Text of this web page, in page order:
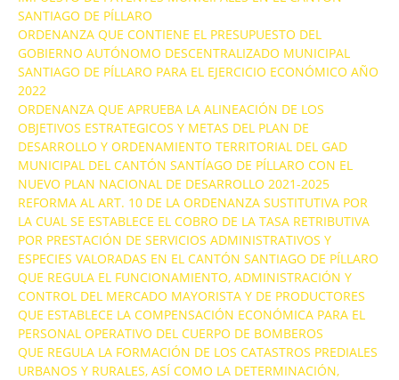
SANTIAGO DE PÍLLARO
ORDENANZA QUE CONTIENE EL PRESUPUESTO DEL
GOBIERNO AUTÓNOMO DESCENTRALIZADO MUNICIPAL
SANTIAGO DE PÍLLARO PARA EL EJERCICIO ECONÓMICO AÑO
2022
ORDENANZA QUE APRUEBA LA ALINEACIÓN DE LOS
OBJETIVOS ESTRATEGICOS Y METAS DEL PLAN DE
DESARROLLO Y ORDENAMIENTO TERRITORIAL DEL GAD
MUNICIPAL DEL CANTÓN SANTÍAGO DE PÍLLARO CON EL
NUEVO PLAN NACIONAL DE DESARROLLO 2021-2025
REFORMA AL ART. 10 DE LA ORDENANZA SUSTITUTIVA POR
LA CUAL SE ESTABLECE EL COBRO DE LA TASA RETRIBUTIVA
POR PRESTACIÓN DE SERVICIOS ADMINISTRATIVOS Y
ESPECIES VALORADAS EN EL CANTÓN SANTIAGO DE PÍLLARO
QUE REGULA EL FUNCIONAMIENTO, ADMINISTRACIÓN Y
CONTROL DEL MERCADO MAYORISTA Y DE PRODUCTORES
QUE ESTABLECE LA COMPENSACIÓN ECONÓMICA PARA EL
PERSONAL OPERATIVO DEL CUERPO DE BOMBEROS
QUE REGULA LA FORMACIÓN DE LOS CATASTROS PREDIALES
URBANOS Y RURALES, ASÍ COMO LA DETERMINACIÓN,